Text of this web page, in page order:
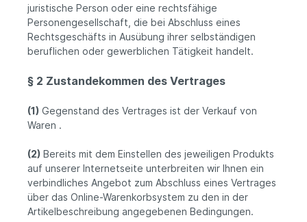
juristische Person oder eine rechtsfähige
Personengesellschaft, die bei Abschluss eines
Rechtsgeschäfts in Ausübung ihrer selbständigen
beruflichen oder gewerblichen Tätigkeit handelt.
§ 2 Zustandekommen des Vertrages
(1) Gegenstand des Vertrages ist der Verkauf von
Waren .
(2) Bereits mit dem Einstellen des jeweiligen Produkts
auf unserer Internetseite unterbreiten wir Ihnen ein
verbindliches Angebot zum Abschluss eines Vertrages
über das Online-Warenkorbsystem zu den in der
Artikelbeschreibung angegebenen Bedingungen.